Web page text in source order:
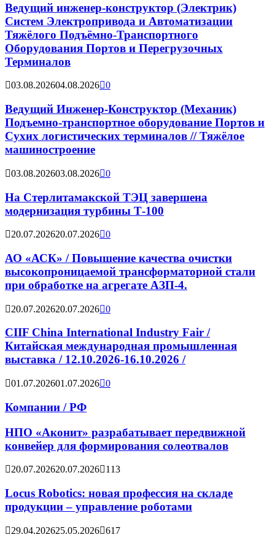
Ведущий инженер-конструктор (Электрик)
Систем Электропривода и Автоматизации
Тяжёлого Подъёмно-Транспортного
Оборудования Портов и Перегрузочных
Терминалов
03.08.202604.08.2026 0
Ведущий Инженер-Конструктор (Механик)
Подъемно-транспортное оборудование Портов и
Сухих логистических терминалов // Тяжёлое
машиностроение
03.08.202603.08.2026 0
На Стерлитамакской ТЭЦ завершена
модернизация турбины Т-100
20.07.202620.07.2026 0
АО «АСК» / Повышение качества очистки
высокопроницаемой трансформаторной стали
при обработке на агрегате АЗП-4.
20.07.202620.07.2026 0
CIIF China International Industry Fair /
Китайская международная промышленная
выставка / 12.10.2026-16.10.2026 /
01.07.202601.07.2026 0
Компании / РФ
НПО «Аконит» разрабатывает передвижной
конвейер для формирования солеотвалов
20.07.202620.07.2026 113
Locus Robotics: новая профессия на складе
продукции – управление роботами
29.04.202625.05.2026 617